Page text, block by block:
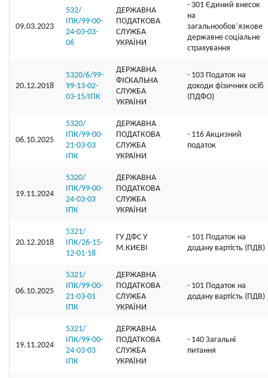
09.03.2023
532/
ІПК/99-00-
24-03-03-
06
ДЕРЖАВНА
ПОДАТКОВА
СЛУЖБА
УКРАЇНИ
- 301 Єдиний внесок
на
загальнообов’язкове
державне соціальне
страхування
20.12.2018
5320/6/99-
99-13-02-
03-15/ІПК
ДЕРЖАВНА
ФІСКАЛЬНА
СЛУЖБА
УКРАЇНИ
- 103 Податок на
доходи фізичних осіб
(ПДФО)
06.10.2025
5320/
ІПК/99-00-
21-03-03
ІПК
ДЕРЖАВНА
ПОДАТКОВА
СЛУЖБА
УКРАЇНИ
- 116 Акцизний
податок
19.11.2024
5320/
ІПК/99-00-
24-03-03
ІПК
ДЕРЖАВНА
ПОДАТКОВА
СЛУЖБА
УКРАЇНИ
20.12.2018
5321/
ІПК/26-15-
12-01-18
ГУ ДФС У
М.КИЄВI
- 101 Податок на
додану вартість (ПДВ)
06.10.2025
5321/
ІПК/99-00-
21-03-01
ІПК
ДЕРЖАВНА
ПОДАТКОВА
СЛУЖБА
УКРАЇНИ
- 101 Податок на
додану вартість (ПДВ)
19.11.2024
5321/
ІПК/99-00-
24-03-03
ІПК
ДЕРЖАВНА
ПОДАТКОВА
СЛУЖБА
УКРАЇНИ
- 140 Загальні
питання